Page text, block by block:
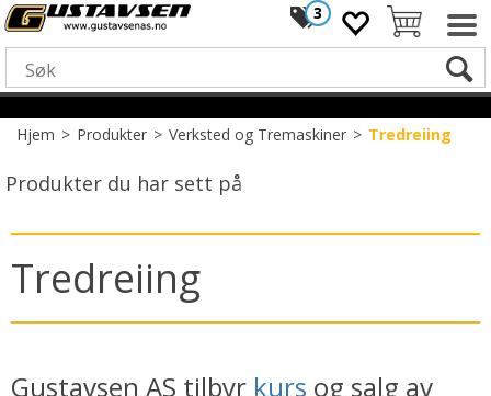
3
Hjem>Produkter>Verksted og Tremaskiner>Tredreiing
Produkter du har sett på
Tredreiing
Gustavsen AS tilbyr kurs og salg av